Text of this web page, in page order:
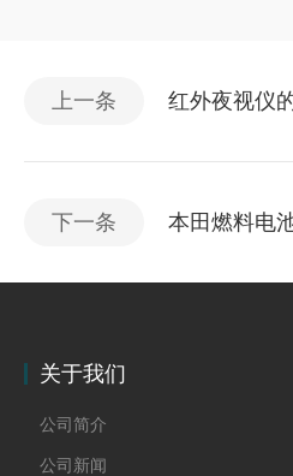
上一条 红外夜视仪
下一条 本田燃料电
关于我们
公司简介
公司新闻